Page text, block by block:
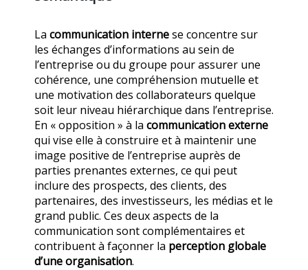
La communication internese concentre sur
les échanges d’informations au sein de
l’entreprise ou du groupe pour assurer une
cohérence, une compréhension mutuelle et
une motivation des collaborateurs quelque
soit leur niveau hiérarchique dans l’entreprise.
En « opposition » à la communication externe
qui vise elle à construire et à maintenir une
image positive de l’entreprise auprès de
parties prenantes externes, ce qui peut
inclure des prospects, des clients, des
partenaires, des investisseurs, les médias et le
grand public. Ces deux aspects de la
communication sont complémentaires et
contribuent à façonner la perception globale
d’une organisation.